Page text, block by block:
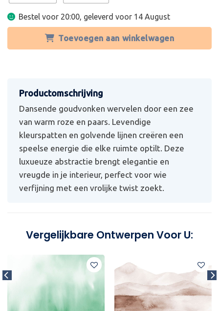
Bestel voor 20:00, geleverd voor 14 August
Toevoegen aan winkelwagen
Dansende goudvonken wervelen door een zee
van warm roze en paars. Levendige
kleurspatten en golvende lijnen creëren een
speelse energie die elke ruimte optilt. Deze
luxueuze abstractie brengt elegantie en
vreugde in je interieur, perfect voor wie
verfijning met een vrolijke twist zoekt.
Vergelijkbare Ontwerpen Voor U: